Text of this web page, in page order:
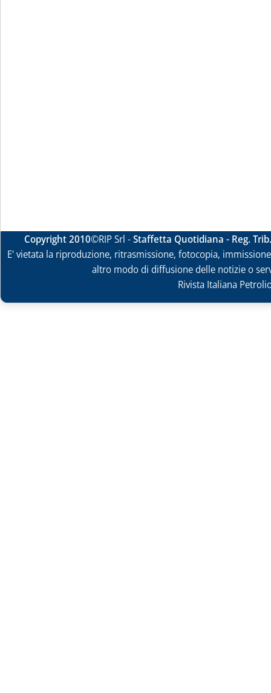
Copyright 2010©RIP Srl -Staffetta Quotidiana - Reg.
E' vietata la riproduzione, ritrasmissione, fotocopia,
altro modo di diffusione delle notizie o
Rivista Italiana